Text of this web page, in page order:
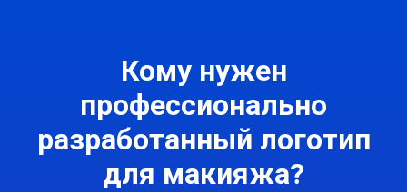
Кому нужен
профессионально
разработанный логотип
для макияжа?